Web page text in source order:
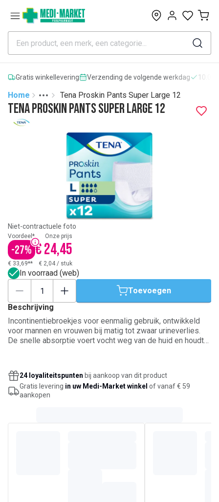
0
Gratis winkellevering Verzending de volgende werkdag
Home
More
Toggle menu
Tena Proskin Pants Super Large 12
Tena Proskin Pants Super Large 12
Niet-contractuele foto
Voordeel*
-27%
Onze prijs
€ 24,45
€ 33,69** € 2,04 / stuk
In voorraad (web)
Toevoegen
Beschrijving
Incontinentiebroekjes voor eenmalig gebruik, ontwikkeld
voor mannen en vrouwen bij matig tot zwaar urineverlies.
De snelle absorptie voert vocht weg van de huid en houdt
te neutraliseren en beschermt tegen doorlekken. Zachte,
ademende stretchmaterialen sluiten aan als ondergoed en
bieden bewegingsvrijheid. Maat Large, geschikt voor een
heupomvang van 100 tot 135 cm.
24 loyaliteitspunten bij aankoop van dit product
Gratis levering in uw Medi-Market winkel of vanaf € 59
aankopen